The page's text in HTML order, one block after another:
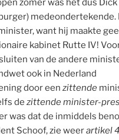
zomer was het dus
medeondertekende.
want hij maakte
kabinet Rutte IV!
van de andere
ook in Nederland
door een zittende
de zittendeminister-
was dat de inmiddels
Schoof, zie weerartikel